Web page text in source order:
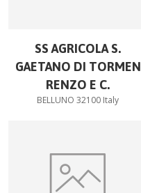
SS AGRICOLA S.
GAETANO DI TORMEN
RENZO E C.
BELLUNO 32100 Italy